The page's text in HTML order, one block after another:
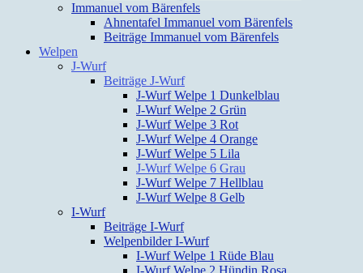
Immanuel vom Bärenfels
Ahnentafel Immanuel vom Bärenfels
Beiträge Immanuel vom Bärenfels
Welpen
J-Wurf
Beiträge J-Wurf
J-Wurf Welpe 1 Dunkelblau
J-Wurf Welpe 2 Grün
J-Wurf Welpe 3 Rot
J-Wurf Welpe 4 Orange
J-Wurf Welpe 5 Lila
J-Wurf Welpe 6 Grau
J-Wurf Welpe 7 Hellblau
J-Wurf Welpe 8 Gelb
I-Wurf
Beiträge I-Wurf
Welpenbilder I-Wurf
I-Wurf Welpe 1 Rüde Blau
I-Wurf Welpe 2 Hündin Rosa